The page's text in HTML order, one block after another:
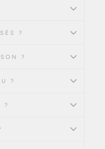
?
?
?
?